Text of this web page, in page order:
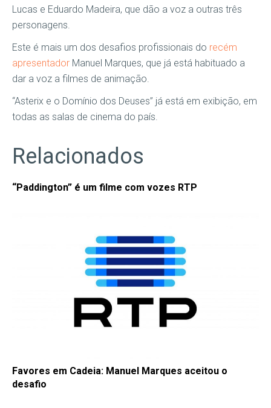
Lucas e Eduardo Madeira, que dão a voz a outras três
personagens.
Este é mais um dos desafios profissionais do recém
apresentador Manuel Marques, que já está habituado a
dar a voz a filmes de animação.
“Asterix e o Domínio dos Deuses” já está em exibição, em
todas as salas de cinema do país.
Relacionados
“Paddington” é um filme com vozes RTP
Favores em Cadeia: Manuel Marques aceitou o
desafio